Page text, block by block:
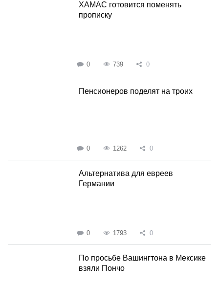
ХАМАС готовится поменять
прописку
0 739 0
Пенсионеров поделят на троих
0 1262 0
Альтернатива для евреев
Германии
0 1793 0
По просьбе Вашингтона в Мексике
взяли Пончо